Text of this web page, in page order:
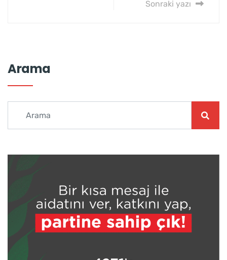
Sonraki yazı
Arama